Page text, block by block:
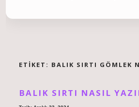
ETIKET: BALIK SIRTI GÖMLEK
BALIK SIRTI NASIL